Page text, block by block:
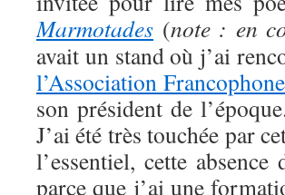
Marmotades (note : en
avait un stand où j’ai
l’Association
son président de
J’ai été très touchée par
l’essentiel, cette
parce que j’ai une